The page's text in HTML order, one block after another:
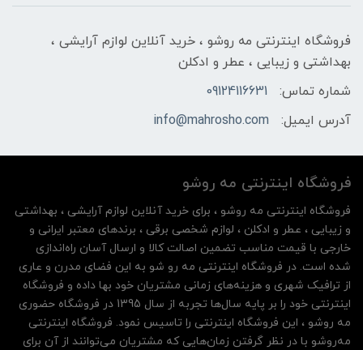
فروشگاه اینترنتی مه‌ رو‌شو ، خرید آنلاین لوازم آرایشی ،
بهداشتی و زیبایی ، عطر و ادکلن
شماره تماس:
09124116631
آدرس ایمیل:
info@mahrosho.com
فروشگاه اینترنتی مه‌ رو‌شو
فروشگاه اینترنتی مه‌ رو‌شو ، برای خرید آنلاین لوازم آرایشی ، بهداشتی
و زیبایی ، عطر و ادکلن ، لوازم شخصی برقی ، برندهای معتبر ایرانی و
خارجی با قیمت مناسب تضمین اصالت کالا و ارسال آسان راه‌اندازی
شده است. در فروشگاه اینترنتی مه رو شو به این فضای مدرن و عاری
از ترافیک شهری و هزینه‌های زمانی مشتریان خود بها داده و فروشگاه
اینترنتی خود را بر پایه سال‌ها تجربه از سال 1395 در فروشگاه حضوری
مه روشو ، این فروشگاه اینترنتی را تاسیس نمود. فروشگاه اینترنتی
مه‌رو‌شو با در نظر گرفتن زمان‌هایی که مشتریان می‌توانند از آن‌ برای